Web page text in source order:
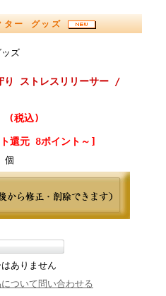
ター グッズ
ズ
り ストレスリリーサー /
(税込)
還元 8ポイント～]
個
ありません
ついて問い合わせる